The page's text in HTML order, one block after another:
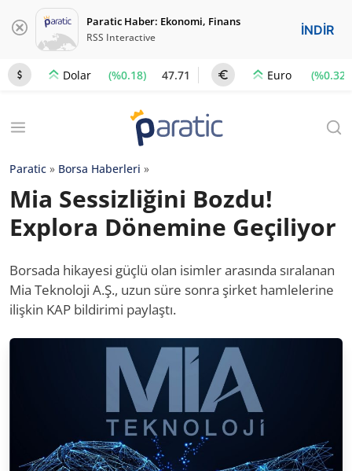
Paratic Haber: Ekonomi, Finans
RSS Interactive İNDİR
Dolar (%0.18) 47.71 Euro (%0.32)
Paratic » Borsa Haberleri »
Mia Sessizliğini Bozdu!
Explora Dönemine Geçiliyor
Borsada hikayesi güçlü olan isimler arasında sıralanan
Mia Teknoloji A.Ş., uzun süre sonra şirket hamlelerine
ilişkin KAP bildirimi paylaştı.